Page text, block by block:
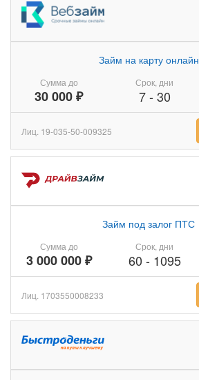
Сумма до
30 000 ₽
Займ на карту онлайн
Срок, дни
7- 30
Лиц. 19-035-50-009325
Сумма до
3 000 000 ₽
Займ под залог ПТС
Срок, дни
60 - 1095
Лиц. 1703550008233